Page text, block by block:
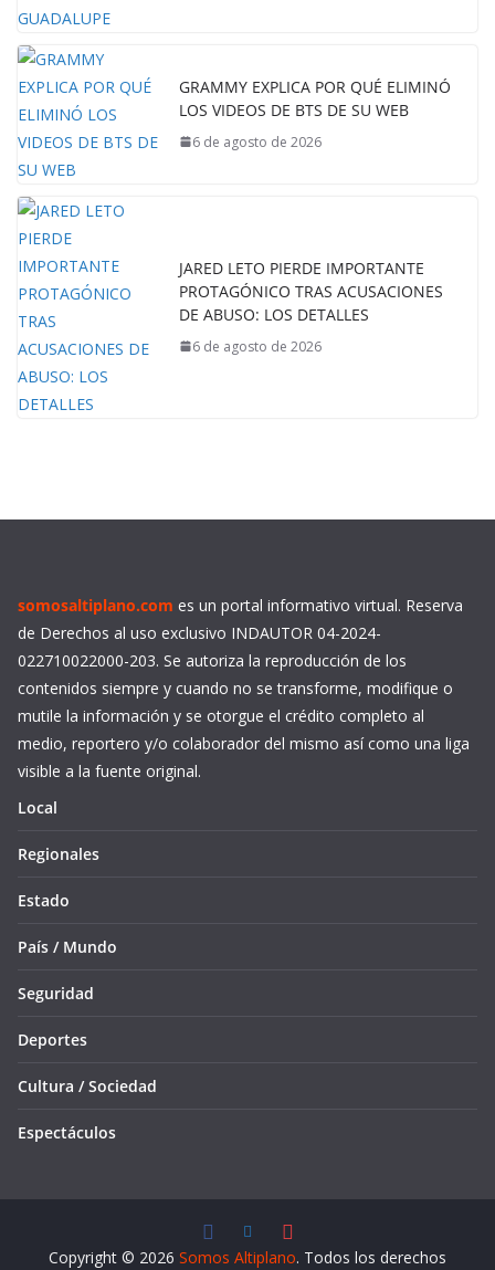
GRAMMY EXPLICA POR QUÉ ELIMINÓ
LOS VIDEOS DE BTS DE SU WEB
6 de agosto de 2026
JARED LETO PIERDE IMPORTANTE
PROTAGÓNICO TRAS ACUSACIONES
DE ABUSO: LOS DETALLES
6 de agosto de 2026
somosaltiplano.com es un portal informativo virtual. Reserva
de Derechos al uso exclusivo INDAUTOR 04-2024-
022710022000-203. Se autoriza la reproducción de los
contenidos siempre y cuando no se transforme, modifique o
mutile la información y se otorgue el crédito completo al
medio, reportero y/o colaborador del mismo así como una liga
visible a la fuente original.
Local
Regionales
Estado
País / Mundo
Seguridad
Deportes
Cultura / Sociedad
Espectáculos
Copyright © 2026 Somos Altiplano. Todos los derechos